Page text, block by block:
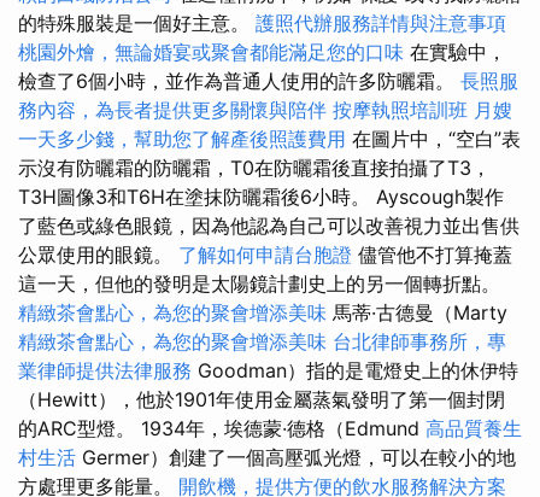
的特殊服裝是一個好主意。 護照代辦服務詳情與注意事項
桃園外燴，無論婚宴或聚會都能滿足您的口味 在實驗中，
檢查了6個小時，並作為普通人使用的許多防曬霜。 長照服
務內容，為長者提供更多關懷與陪伴 按摩執照培訓班 月嫂
一天多少錢，幫助您了解產後照護費用 在圖片中，“空白”表
示沒有防曬霜的防曬霜，T0在防曬霜後直接拍攝了T3，
T3H圖像3和T6H在塗抹防曬霜後6小時。 Ayscough製作
了藍色或綠色眼鏡，因為他認為自己可以改善視力並出售供
公眾使用的眼鏡。 了解如何申請台胞證 儘管他不打算掩蓋
這一天，但他的發明是太陽鏡計劃史上的另一個轉折點。
精緻茶會點心，為您的聚會增添美味 馬蒂·古德曼（Marty
精緻茶會點心，為您的聚會增添美味 台北律師事務所，專
業律師提供法律服務 Goodman）指的是電燈史上的休伊特
（Hewitt），他於1901年使用金屬蒸氣發明了第一個封閉
的ARC型燈。 1934年，埃德蒙·德格（Edmund 高品質養生
村生活 Germer）創建了一個高壓弧光燈，可以在較小的地
方處理更多能量。 開飲機，提供方便的飲水服務解決方案